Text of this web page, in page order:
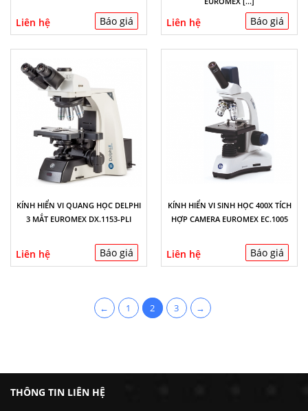
Liên hệ Báo giá Liên hệ Báo giá
KÍNH HIỂN VI QUANG HỌC DELPHI
3 MẮT EUROMEX DX.1153-PLI
Liên hệ Báo giá
KÍNH HIỂN VI SINH HỌC 400X TÍCH
HỢP CAMERA EUROMEX EC.1005
Liên hệ Báo giá
← 1 2 3 →
THÔNG TIN LIÊN HỆ